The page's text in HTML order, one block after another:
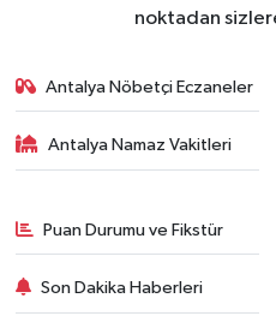
noktadan
Antalya Nöbetçi Eczaneler
Antalya Namaz Vakitleri
Puan Durumu ve Fikstür
Son Dakika Haberleri